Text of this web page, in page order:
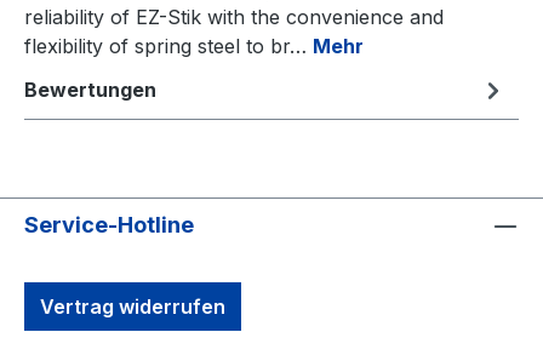
reliability of EZ-Stik with the convenience and
flexibility of spring steel to br… Mehr
Bewertungen
Service-Hotline
Vertrag widerrufen